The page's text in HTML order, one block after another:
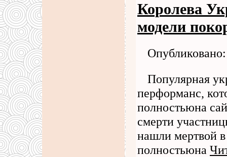
Королева
модели
Популярная
перформанс,
полностьюна
смерти
нашли мертвой в
полностьюна